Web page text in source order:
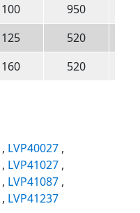
100 950
125 520
160 520
, LVP40027 ,
, LVP41027 ,
, LVP41087 ,
, LVP41237